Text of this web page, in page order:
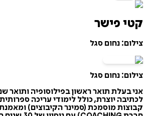
קטי פישר
צילום: נחום סגל
צילום: נחום סגל
אני בעלת תואר ראשון בפילוסופיה ותואר
לכתיבה יוצרת, כולל לימודי עריכה
קבוצות מוסמכת (סמינר הקיבוצים)